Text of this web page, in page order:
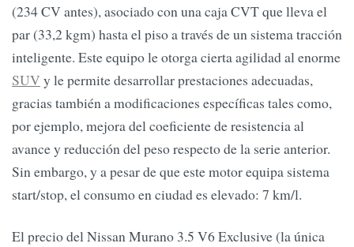
(234 CV antes), asociado con una caja CVT que lleva el
par (33,2 kgm) hasta el piso a través de un sistema tracción
inteligente. Este equipo le otorga cierta agilidad al enorme
SUV y le permite desarrollar prestaciones adecuadas,
gracias también a modificaciones específicas tales como,
por ejemplo, mejora del coeficiente de resistencia al
avance y reducción del peso respecto de la serie anterior.
Sin embargo, y a pesar de que este motor equipa sistema
start/stop, el consumo en ciudad es elevado: 7 km/l.
El precio del Nissan Murano 3.5 V6 Exclusive (la única